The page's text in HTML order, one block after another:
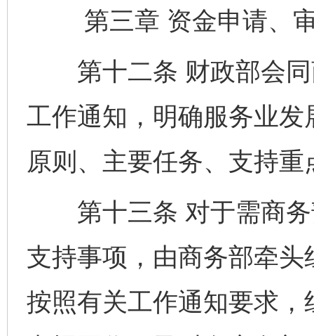
第三章 资金申请、审
第十二条 财政部会同
工作通知，明确服务业
原则、主要任务、支持
第十三条 对于需商务
支持事项，由商务部牵
按照有关工作通知要求